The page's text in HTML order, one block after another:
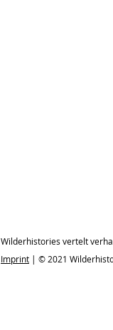
Wilderhistories vertelt
Imprint | © 2021